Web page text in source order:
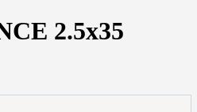
2.5x35